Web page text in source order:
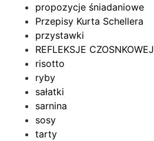
propozycje śniadaniowe
Przepisy Kurta Schellera
przystawki
REFLEKSJE CZOSNKOWEJ
risotto
ryby
sałatki
sarnina
sosy
tarty